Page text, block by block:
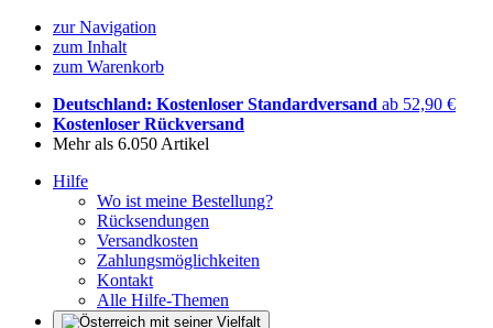
zur Navigation
zum Inhalt
zum Warenkorb
Deutschland: Kostenloser Standardversand ab 52,90 €
Kostenloser Rückversand
Mehr als 6.050 Artikel
Hilfe
Wo ist meine Bestellung?
Rücksendungen
Versandkosten
Zahlungsmöglichkeiten
Kontakt
Alle Hilfe-Themen